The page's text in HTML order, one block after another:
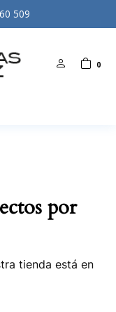
509
0
por
tienda está en